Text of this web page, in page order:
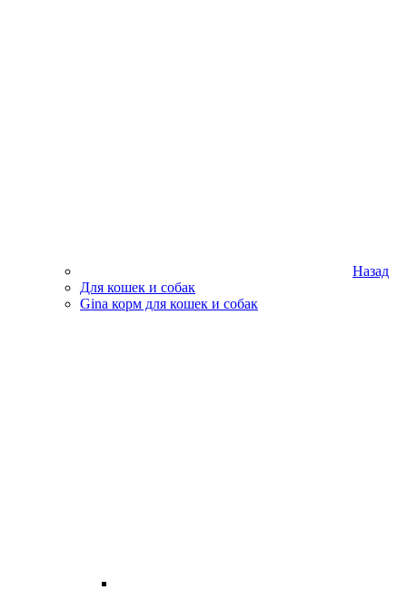
Назад
Для кошек и собак
Gina корм для кошек и собак